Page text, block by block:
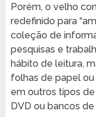
Porém, o velho
redefinido para
coleção de
pesquisas e
hábito de leitura,
folhas de papel
em outros tipos de
DVD ou bancos